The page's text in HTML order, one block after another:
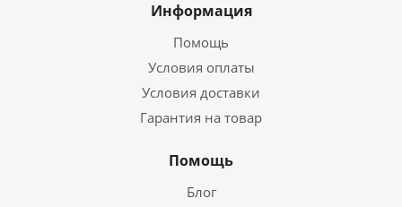
Информация
Помощь
Условия оплаты
Условия доставки
Гарантия на товар
Помощь
Блог